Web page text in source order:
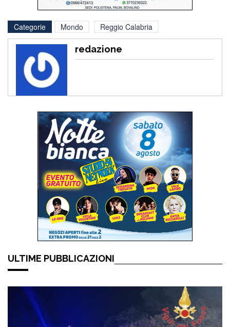
Categorie Mondo Reggio Calabria
redazione
ULTIME PUBBLICAZIONI